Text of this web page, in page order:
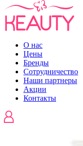
О нас
Цены
Бренды
Сотрудничество
Наши партнеры
Акции
Контакты